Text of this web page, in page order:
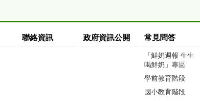
聯絡資訊 政府資訊公開 常見問答
「鮮奶週報 生生
喝鮮奶」專區
學前教育階段
國小教育階段